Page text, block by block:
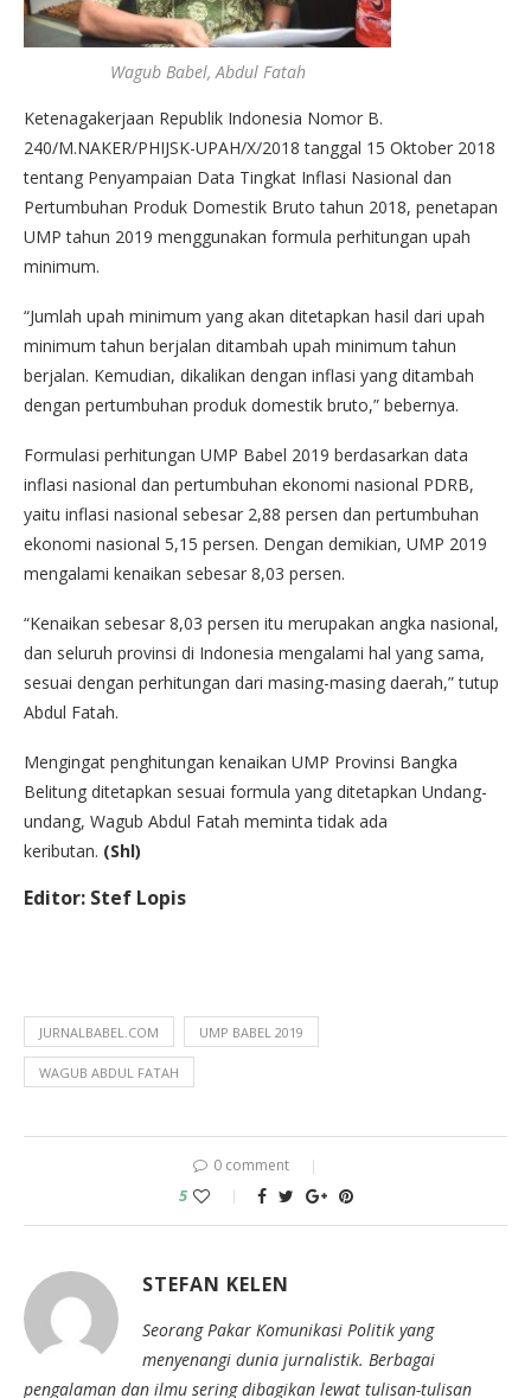
Wagub Babel, Abdul Fatah
Ketenagakerjaan Republik Indonesia Nomor B.
240/M.NAKER/PHIJSK-UPAH/X/2018 tanggal 15 Oktober 2018
tentang Penyampaian Data Tingkat Inflasi Nasional dan
Pertumbuhan Produk Domestik Bruto tahun 2018, penetapan
UMP tahun 2019 menggunakan formula perhitungan upah
minimum.
“Jumlah upah minimum yang akan ditetapkan hasil dari upah
minimum tahun berjalan ditambah upah minimum tahun
berjalan. Kemudian, dikalikan dengan inflasi yang ditambah
dengan pertumbuhan produk domestik bruto,” bebernya.
Formulasi perhitungan UMP Babel 2019 berdasarkan data
inflasi nasional dan pertumbuhan ekonomi nasional PDRB,
yaitu inflasi nasional sebesar 2,88 persen dan pertumbuhan
ekonomi nasional 5,15 persen. Dengan demikian, UMP 2019
mengalami kenaikan sebesar 8,03 persen.
“Kenaikan sebesar 8,03 persen itu merupakan angka nasional,
dan seluruh provinsi di Indonesia mengalami hal yang sama,
sesuai dengan perhitungan dari masing-masing daerah,” tutup
Abdul Fatah.
Mengingat penghitungan kenaikan UMP Provinsi Bangka
Belitung ditetapkan sesuai formula yang ditetapkan Undang-
undang, Wagub Abdul Fatah meminta tidak ada
keributan. (Shl)
Editor: Stef Lopis
JURNALBABEL.COM UMP BABEL 2019
WAGUB ABDUL FATAH
0 comment
5
STEFAN KELEN
Seorang Pakar Komunikasi Politik yang
menyenangi dunia jurnalistik. Berbagai
pengalaman dan ilmu sering dibagikan lewat tulisan-tulisan